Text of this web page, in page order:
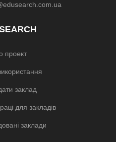
проект
заклад
для закладів
заклади